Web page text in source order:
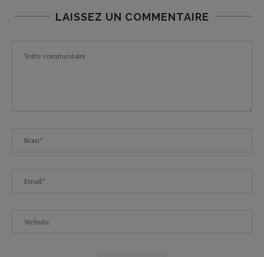
LAISSEZ UN COMMENTAIRE